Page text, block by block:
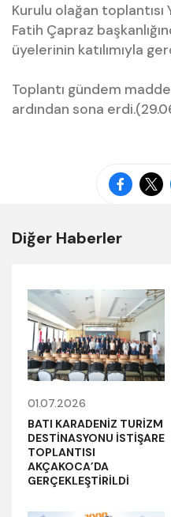
Kurulu olağan toplantısı
Fatih Çapraz
üyelerinin katılımıyla
Toplantı gündem
ardından sona
Diğer Haberler
01.07.2026
BATI KARADENİZ TURİZM
DESTİNASYONU İSTİŞARE
TOPLANTISI
AKÇAKOCA’DA
GERÇEKLEŞTİRİLDİ